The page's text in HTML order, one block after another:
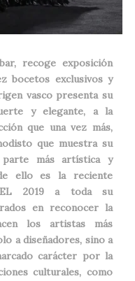
recoge exposición
bocetos exclusivos y
vasco presenta su
y elegante, a la
que una vez más,
que muestra su
más artística y
ello es la reciente
2019 a toda su
en reconocer la
los artistas más
a diseñadores, sino a
carácter por la
culturales, como